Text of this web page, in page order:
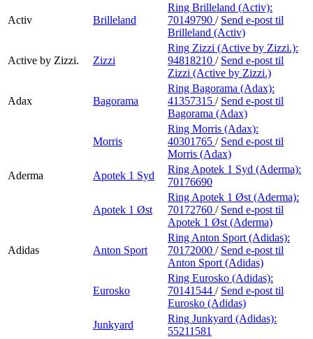
Activ Brilleland
Ring Brilleland (Activ):
70149790 / Send e-post til
Brilleland (Activ)
Active by Zizzi. Zizzi
Ring Zizzi (Active by Zizzi.):
94818210 / Send e-post til
Zizzi (Active by Zizzi.)
Adax Bagorama
Ring Bagorama (Adax):
41357315 / Send e-post til
Bagorama (Adax)
Morris
Ring Morris (Adax):
40301765 / Send e-post til
Morris (Adax)
Aderma
Apotek 1 Syd
Ring Apotek 1 Syd (Aderma):
70176690
Apotek 1 Øst
Ring Apotek 1 Øst (Aderma):
70172760 / Send e-post til
Apotek 1 Øst (Aderma)
Adidas Anton Sport
Ring Anton Sport (Adidas):
70172000 / Send e-post til
Anton Sport (Adidas)
Eurosko
Ring Eurosko (Adidas):
70141544 / Send e-post til
Eurosko (Adidas)
Junkyard
Ring Junkyard (Adidas):
55211581